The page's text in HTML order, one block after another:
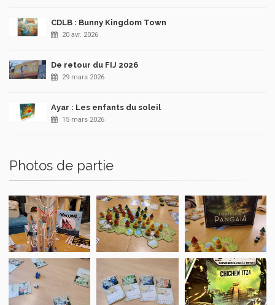
CDLB : Bunny Kingdom Town
20 avr. 2026
De retour du FIJ 2026
29 mars 2026
Ayar : Les enfants du soleil
15 mars 2026
Photos de partie